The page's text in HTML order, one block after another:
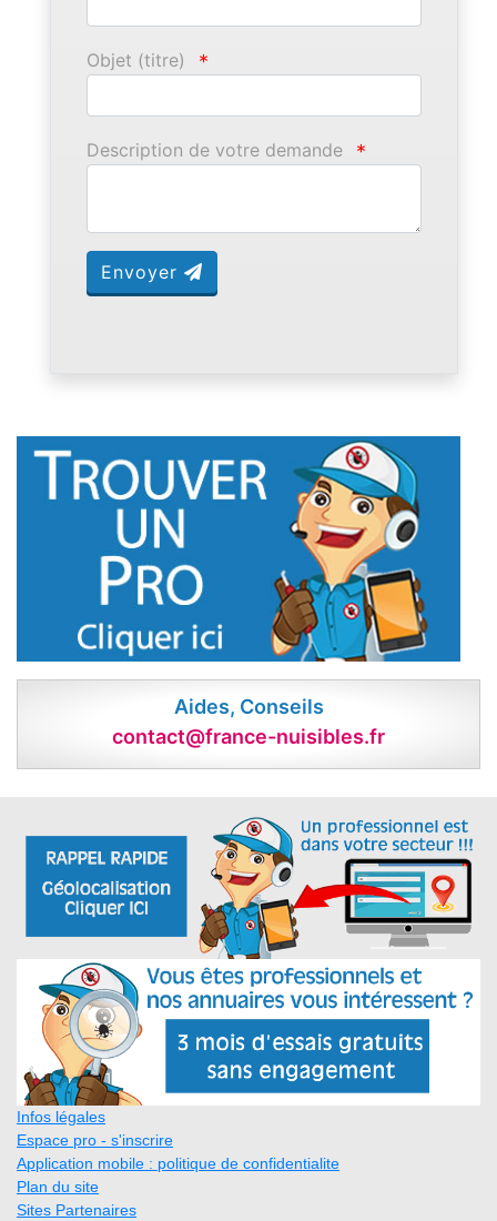
Objet (titre) *
Description de votre demande *
Envoyer
Aides, Conseils
contact@france-nuisibles.fr
Infos légales
Espace pro - s'inscrire
Application mobile : politique de confidentialite
Plan du site
Sites Partenaires